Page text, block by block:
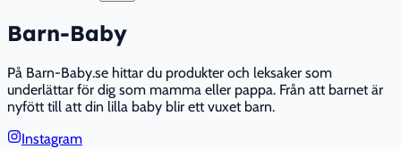
Barn-Baby
På Barn-Baby.se hittar du produkter och leksaker som
underlättar för dig som mamma eller pappa. Från att barnet är
nyfött till att din lilla baby blir ett vuxet barn.
Instagram